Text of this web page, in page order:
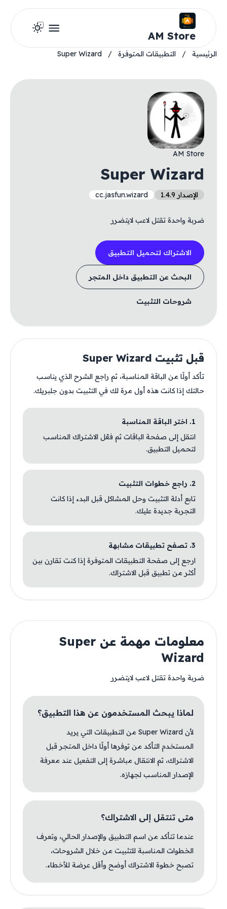
AM Store
الرئيسية / التطبيقات المتوفرة /
Super Wizard
AM Store
Super Wizard
الإصدار 1.4.9 cc.jasfun.wizard
ضربة واحدة تقتل لاعب لايتضرر
الاشتراك لتحميل التطبيق
البحث عن التطبيق داخل المتجر
شروحات التثبيت
قبل تثبيت Super Wizard
تأكد أولًا من الباقة المناسبة، ثم راجع الشرح الذي يناسب
حالتك إذا كانت هذه أول مرة لك في التثبيت بدون جلبريك.
1. اختر الباقة المناسبة
انتقل إلى صفحة الباقات ثم فعّل الاشتراك المناسب
لتحميل التطبيق.
2. راجع خطوات التثبيت
تابع أدلة التثبيت وحل المشاكل قبل البدء إذا كانت
التجربة جديدة عليك.
3. تصفح تطبيقات مشابهة
ارجع إلى صفحة التطبيقات المتوفرة إذا كنت تقارن بين
أكثر من تطبيق قبل الاشتراك.
معلومات مهمة عن Super
Wizard
ضربة واحدة تقتل لاعب لايتضرر
لماذا يبحث المستخدمون عن هذا التطبيق؟
لأن Super Wizard من التطبيقات التي يريد
المستخدم التأكد من توفرها أولًا داخل المتجر قبل
الاشتراك، ثم الانتقال مباشرة إلى التفعيل عند معرفة
الإصدار المناسب لجهازه.
متى تنتقل إلى الاشتراك؟
عندما تتأكد من اسم التطبيق والإصدار الحالي، وتعرف
الخطوات المناسبة للتثبيت من خلال الشروحات،
تصبح خطوة الاشتراك أوضح وأقل عرضة للأخطاء.